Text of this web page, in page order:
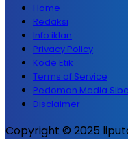
Home
Redaksi
Info iklan
Privacy Policy
Kode Etik
Terms of Service
Pedoman Media
Disclaimer
Copyright © 2025